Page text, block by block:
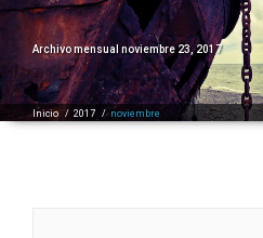
Archivo mensual noviembre 23, 2017
Inicio / 2017 / noviembre